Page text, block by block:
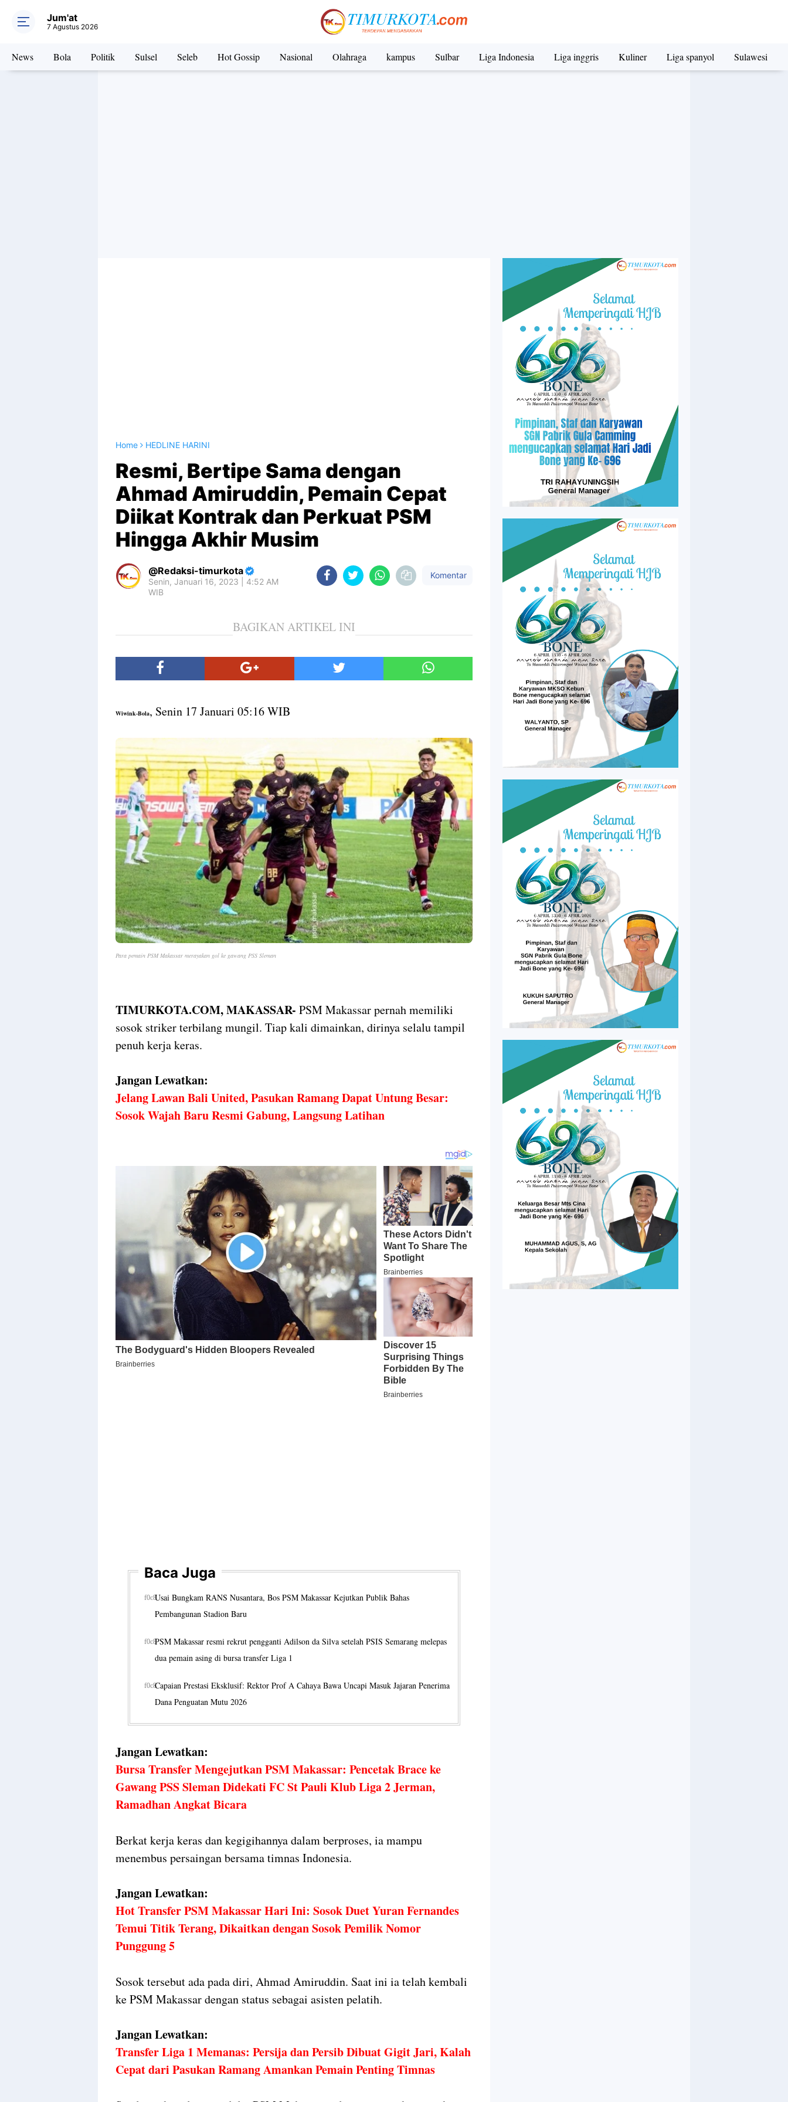
Jum'at
7 Agustus 2026
News Bola Politik Sulsel Seleb Hot Gossip Nasional Olahraga kampus Sulbar Liga Indonesia Liga inggris Kuliner Liga spanyol Sulawesi
Home HEDLINE HARINI
Resmi, Bertipe Sama dengan
Ahmad Amiruddin, Pemain Cepat
Diikat Kontrak dan Perkuat PSM
Hingga Akhir Musim
Redaksi-timurkota
Senin, Januari 16, 2023 | 4:52 AM
WIB
Komentar
BAGIKAN ARTIKEL INI
Wiwink-Bola, Senin 17 Januari 05:16 WIB
Para pemain PSM Makassar merayakan gol ke gawang PSS Sleman
TIMURKOTA.COM, MAKASSAR- PSM Makassar pernah memiliki
sosok striker terbilang mungil. Tiap kali dimainkan, dirinya selalu tampil
penuh kerja keras.
Jangan Lewatkan:
Jelang Lawan Bali United, Pasukan Ramang Dapat Untung Besar:
Sosok Wajah Baru Resmi Gabung, Langsung Latihan
Baca Juga
Usai Bungkam RANS Nusantara, Bos PSM Makassar Kejutkan Publik Bahas
Pembangunan Stadion Baru
PSM Makassar resmi rekrut pengganti Adilson da Silva setelah PSIS Semarang melepas
dua pemain asing di bursa transfer Liga 1
Capaian Prestasi Eksklusif: Rektor Prof A Cahaya Bawa Uncapi Masuk Jajaran Penerima
Dana Penguatan Mutu 2026
Jangan Lewatkan:
Bursa Transfer Mengejutkan PSM Makassar: Pencetak Brace ke
Gawang PSS Sleman Didekati FC St Pauli Klub Liga 2 Jerman,
Ramadhan Angkat Bicara
Berkat kerja keras dan kegigihannya dalam berproses, ia mampu
menembus persaingan bersama timnas Indonesia.
Jangan Lewatkan:
Hot Transfer PSM Makassar Hari Ini: Sosok Duet Yuran Fernandes
Temui Titik Terang, Dikaitkan dengan Sosok Pemilik Nomor
Punggung 5
Sosok tersebut ada pada diri, Ahmad Amiruddin. Saat ini ia telah kembali
ke PSM Makassar dengan status sebagai asisten pelatih.
Jangan Lewatkan:
Transfer Liga 1 Memanas: Persija dan Persib Dibuat Gigit Jari, Kalah
Cepat dari Pasukan Ramang Amankan Pemain Penting Timnas